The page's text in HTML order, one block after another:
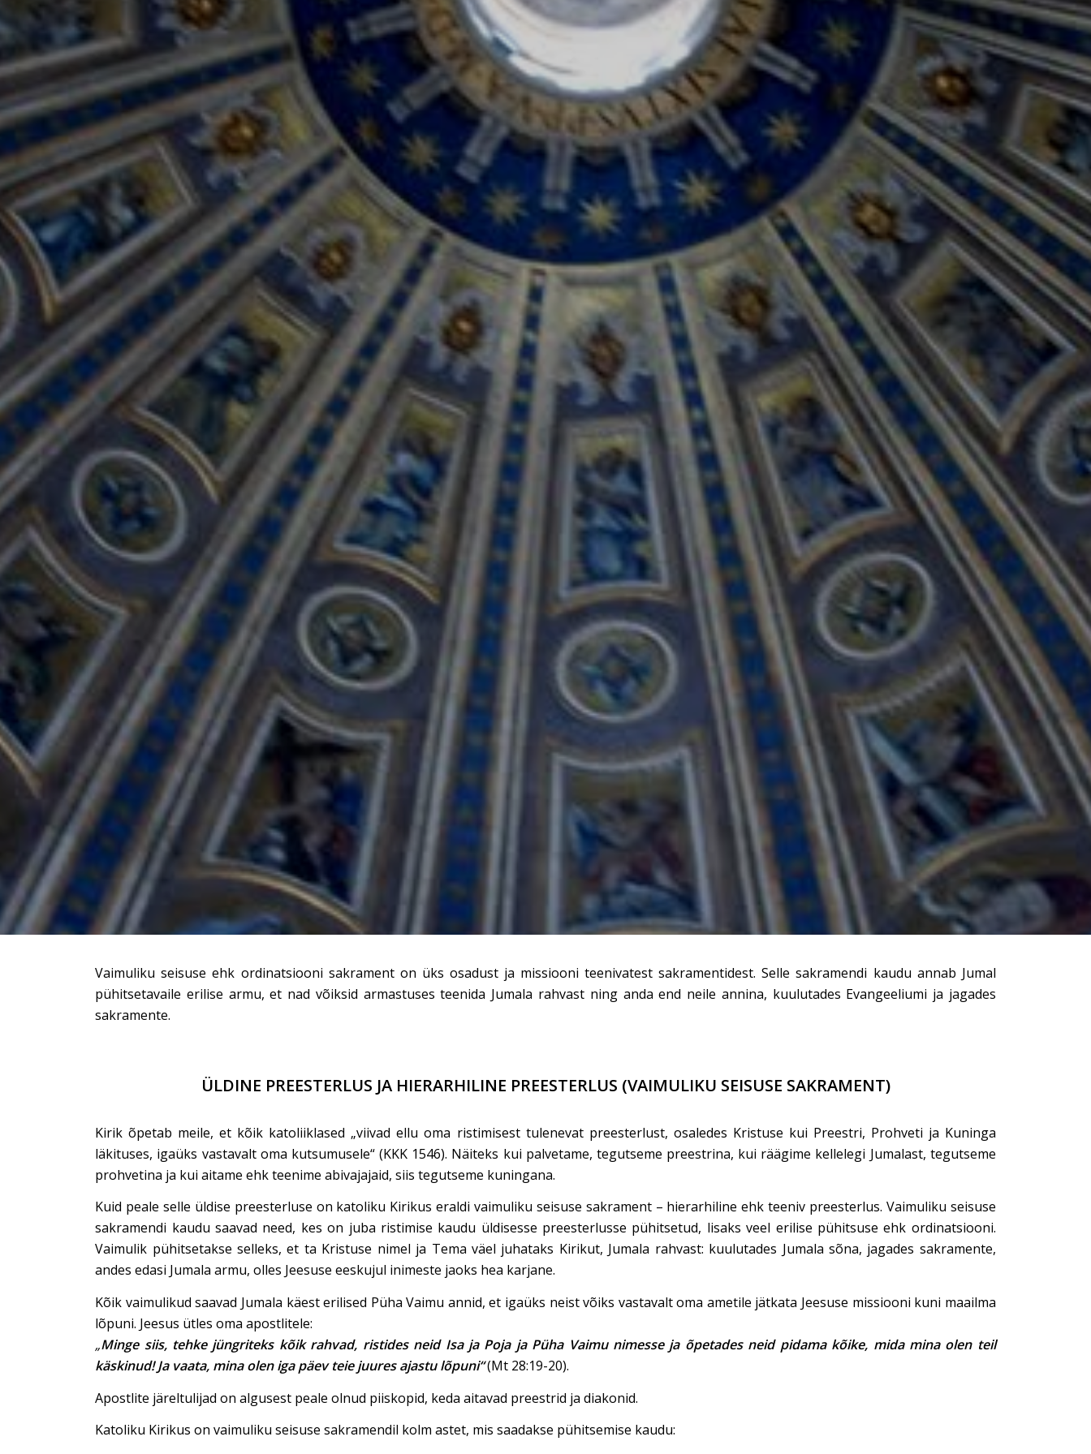
Vaimuliku seisuse ehk ordinatsiooni sakrament on üks osadust ja missiooni teenivatest sakramentidest. Selle sakramendi kaudu annab Jumal
pühitsetavaile erilise armu, et nad võiksid armastuses teenida Jumala rahvast ning anda end neile annina, kuulutades Evangeeliumi ja jagades
sakramente.
ÜLDINE PREESTERLUS JA HIERARHILINE PREESTERLUS (VAIMULIKU SEISUSE SAKRAMENT)
Kirik õpetab meile, et kõik katoliiklased „viivad ellu oma ristimisest tulenevat preesterlust, osaledes Kristuse kui Preestri, Prohveti ja Kuninga
läkituses, igaüks vastavalt oma kutsumusele“ (KKK 1546). Näiteks kui palvetame, tegutseme preestrina, kui räägime kellelegi Jumalast, tegutseme
prohvetina ja kui aitame ehk teenime abivajajaid, siis tegutseme kuningana.
Kuid peale selle üldise preesterluse on katoliku Kirikus eraldi vaimuliku seisuse sakrament – hierarhiline ehk teeniv preesterlus. Vaimuliku seisuse
sakramendi kaudu saavad need, kes on juba ristimise kaudu üldisesse preesterlusse pühitsetud, lisaks veel erilise pühitsuse ehk ordinatsiooni.
Vaimulik pühitsetakse selleks, et ta Kristuse nimel ja Tema väel juhataks Kirikut, Jumala rahvast: kuulutades Jumala sõna, jagades sakramente,
andes edasi Jumala armu, olles Jeesuse eeskujul inimeste jaoks hea karjane.
Kõik vaimulikud saavad Jumala käest erilised Püha Vaimu annid, et igaüks neist võiks vastavalt oma ametile jätkata Jeesuse missiooni kuni maailma
lõpuni. Jeesus ütles oma apostlitele:
„Minge siis, tehke jüngriteks kõik rahvad, ristides neid Isa ja Poja ja Püha Vaimu nimesse ja õpetades neid pidama kõike, mida mina olen teil
käskinud! Ja vaata, mina olen iga päev teie juures ajastu lõpuni“(Mt 28:19-20).
Apostlite järeltulijad on algusest peale olnud piiskopid, keda aitavad preestrid ja diakonid.
Katoliku Kirikus on vaimuliku seisuse sakramendil kolm astet, mis saadakse pühitsemise kaudu: